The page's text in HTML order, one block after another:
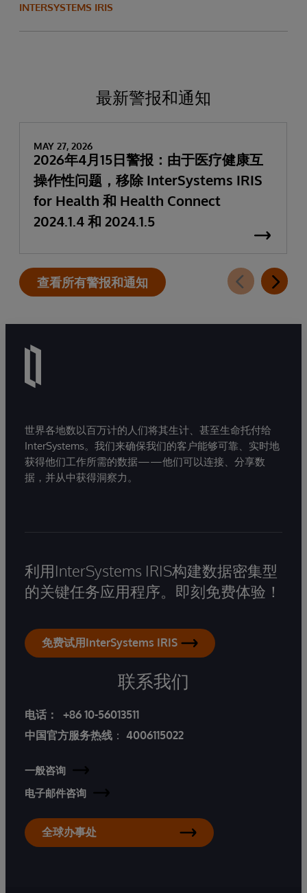
INTERSYSTEMS IRIS
最新警报和通知
MAY 27, 2026
2026年4月15日警报：由于医疗健康互
操作性问题，移除 InterSystems IRIS
for Health 和 Health Connect
2024.1.4 和 2024.1.5
查看所有警报和通知
世界各地数以百万计的人们将其生计、甚至生命托付给
InterSystems。我们来确保我们的客户能够可靠、实时地
获得他们工作所需的数据——他们可以连接、分享数
据，并从中获得洞察力。
利用InterSystems IRIS构建数据密集型
的关键任务应用程序。即刻免费体验！
免费试用InterSystems IRIS
联系我们
电话：
+86 10-56013511
中国官方服务热线 ： 4006115022
一般咨询
电子邮件咨询
全球办事处